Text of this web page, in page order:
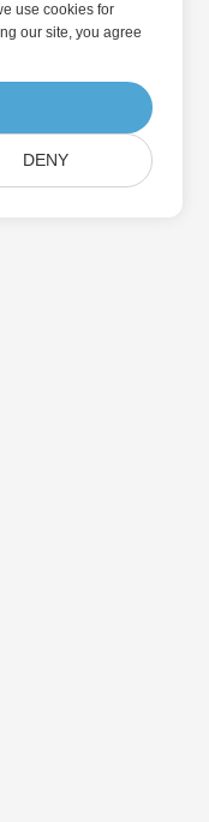
use cookies for
our site, you agree
DENY